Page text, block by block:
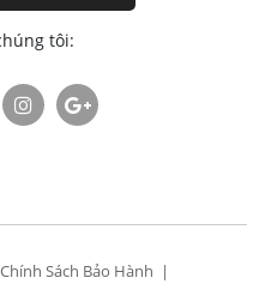
tôi:
Chính Sách Bảo Hành